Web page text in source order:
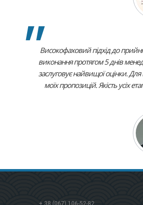
Високофаховий підхід до
виконання протягом 5 днів
заслуговує найвищої оцінки.
моїх пропозицій. Якість усіх
+ 38 (067) 106-52-82